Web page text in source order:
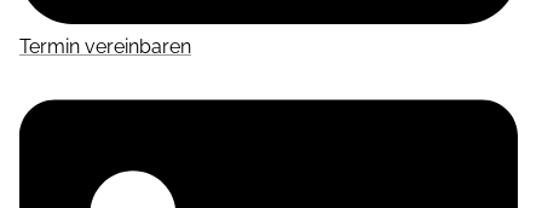
Termin vereinbaren